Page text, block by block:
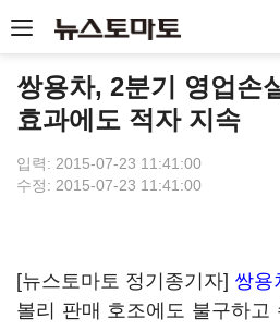
쌍용차, 2분기 영업손
효과에도 적자 지속
입력: 2015-07-23 11:41:00
수정: 2015-07-23 11:41:00
[뉴스토마토 정기종기자] 쌍용
볼리 판매 호조에도 불구하고